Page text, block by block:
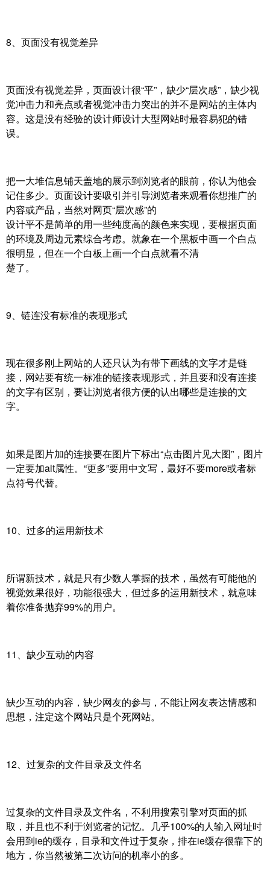
8、页面没有视觉差异
页面没有视觉差异，页面设计很“平”，缺少“层次感”，缺少视
觉冲击力和亮点或者视觉冲击力突出的并不是网站的主体内
容。这是没有经验的设计师设计大型网站时最容易犯的错
误。
把一大堆信息铺天盖地的展示到浏览者的眼前，你认为他会
记住多少。页面设计要吸引并引导浏览者来观看你想推广的
内容或产品，当然对网页“层次感”的
设计平不是简单的用一些纯度高的颜色来实现，要根据页面
的环境及周边元素综合考虑。就象在一个黑板中画一个白点
很明显，但在一个白板上画一个白点就看不清
楚了。
9、链连没有标准的表现形式
现在很多刚上网站的人还只认为有带下画线的文字才是链
接，网站要有统一标准的链接表现形式，并且要和没有连接
的文字有区别，要让浏览者很方便的认出哪些是连接的文
字。
如果是图片加的连接要在图片下标出“点击图片见大图”，图片
一定要加alt属性。“更多”要用中文写，最好不要more或者标
点符号代替。
10、过多的运用新技术
所谓新技术，就是只有少数人掌握的技术，虽然有可能他的
视觉效果很好，功能很强大，但过多的运用新技术，就意味
着你准备抛弃99%的用户。
11、缺少互动的内容
缺少互动的内容，缺少网友的参与，不能让网友表达情感和
思想，注定这个网站只是个死网站。
12、过复杂的文件目录及文件名
过复杂的文件目录及文件名，不利用搜索引擎对页面的抓
取，并且也不利于浏览者的记忆。几乎100%的人输入网址时
会用到ie的缓存，目录和文件过于复杂，排在ie缓存很靠下的
地方，你当然被第二次访问的机率小的多。